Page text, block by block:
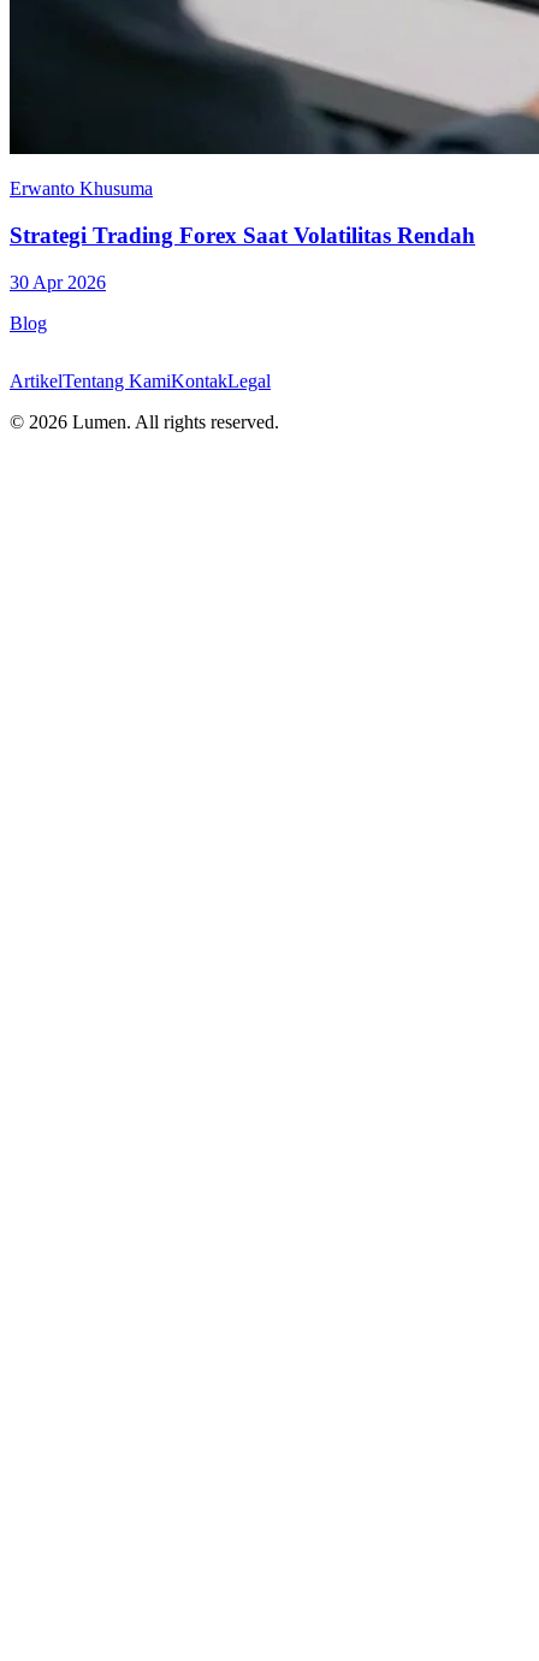
Erwanto Khusuma
Strategi Trading Forex Saat Volatilitas Rendah
30 Apr 2026
Blog
ArtikelTentang KamiKontakLegal
© 2026 Lumen. All rights reserved.